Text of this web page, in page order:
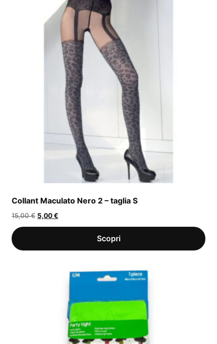
Collant Maculato Nero 2 – taglia S
15,00€ Il
prezzo
5,00€Il
prezzo